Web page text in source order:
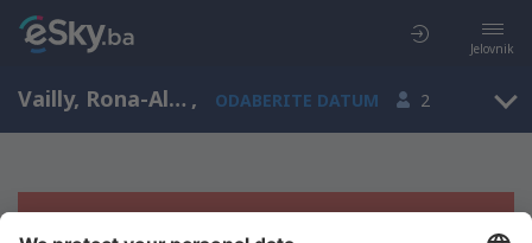
Jelovnik
Vailly, Rona-Alpi, Francuska , ODABERITE DATUM 2